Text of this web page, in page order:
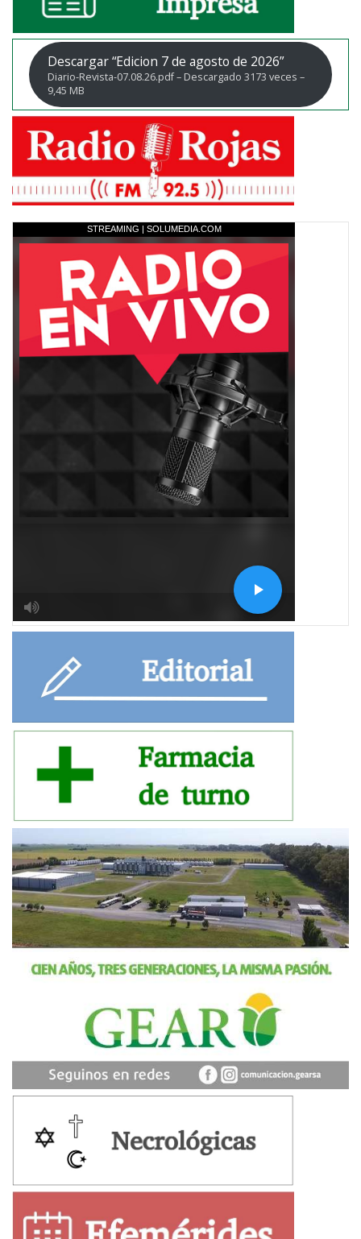
Descargar “Edicion 7 de agosto de 2026”
Diario-Revista-07.08.26.pdf – Descargado 3173 veces –
9,45 MB